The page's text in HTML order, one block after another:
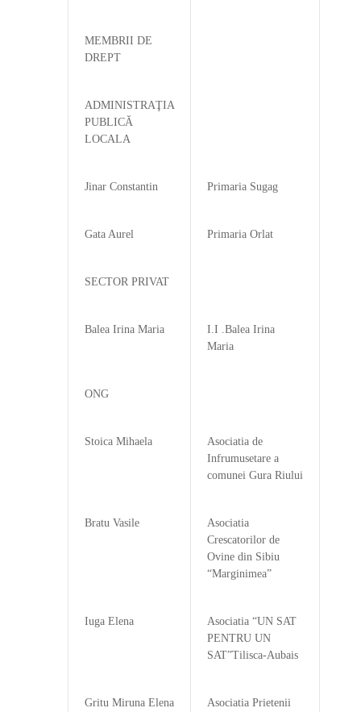
MEMBRII DE
DREPT
ADMINISTRAŢIA
PUBLICĂ
LOCALA
Jinar Constantin Primaria Sugag
Gata Aurel Primaria Orlat
SECTOR PRIVAT
Balea Irina Maria
I.I .Balea Irina
Maria
ONG
Stoica Mihaela
Asociatia de
Infrumusetare a
comunei Gura Riului
Bratu Vasile
Asociatia
Crescatorilor de
Ovine din Sibiu
“Marginimea”
Iuga Elena
Asociatia “UN SAT
PENTRU UN
SAT”Tilisca-Aubais
Gritu Miruna Elena
Asociatia Prietenii